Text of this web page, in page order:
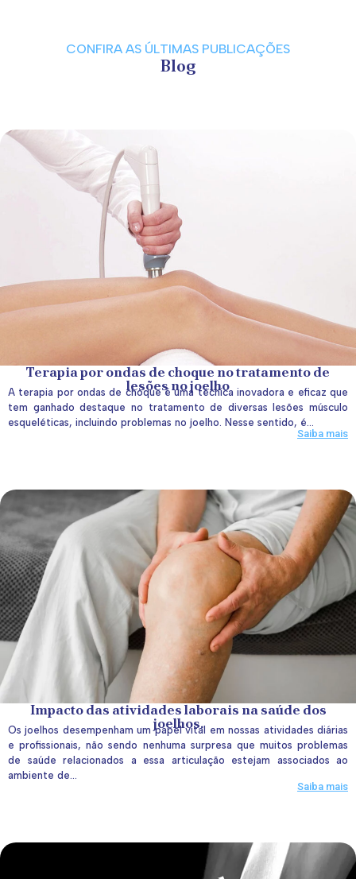
CONFIRA AS ÚLTIMAS PUBLICAÇÕES
Blog
Terapia por ondas de choque no tratamento de
lesões no joelho
A terapia por ondas de choque é uma técnica inovadora e eficaz que
tem ganhado destaque no tratamento de diversas lesões músculo
esqueléticas, incluindo problemas no joelho. Nesse sentido, é...
Saiba mais
Impacto das atividades laborais na saúde dos
joelhos.
Os joelhos desempenham um papel vital em nossas atividades diárias
e profissionais, não sendo nenhuma surpresa que muitos problemas
de saúde relacionados a essa articulação estejam associados ao
ambiente de...
Saiba mais